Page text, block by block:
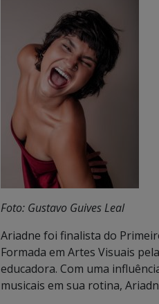
Foto: Gustavo Guives Leal
Ariadne foi finalista do
Formada em Artes Visuais
educadora. Com uma
musicais em sua rotina,